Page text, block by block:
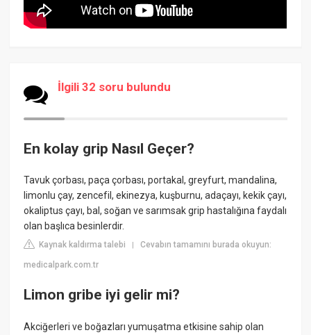
İlgili 32 soru bulundu
En kolay grip Nasıl Geçer?
Tavuk çorbası, paça çorbası, portakal, greyfurt, mandalina,
limonlu çay, zencefil, ekinezya, kuşburnu, adaçayı, kekik çayı,
okaliptus çayı, bal, soğan ve sarımsak grip hastalığına faydalı
olan başlıca besinlerdir.
Kaynak kaldırma talebi |Cevabın tamamını burada okuyun:
medicalpark.com.tr
Limon gribe iyi gelir mi?
Akciğerleri ve boğazları yumuşatma etkisine sahip olan